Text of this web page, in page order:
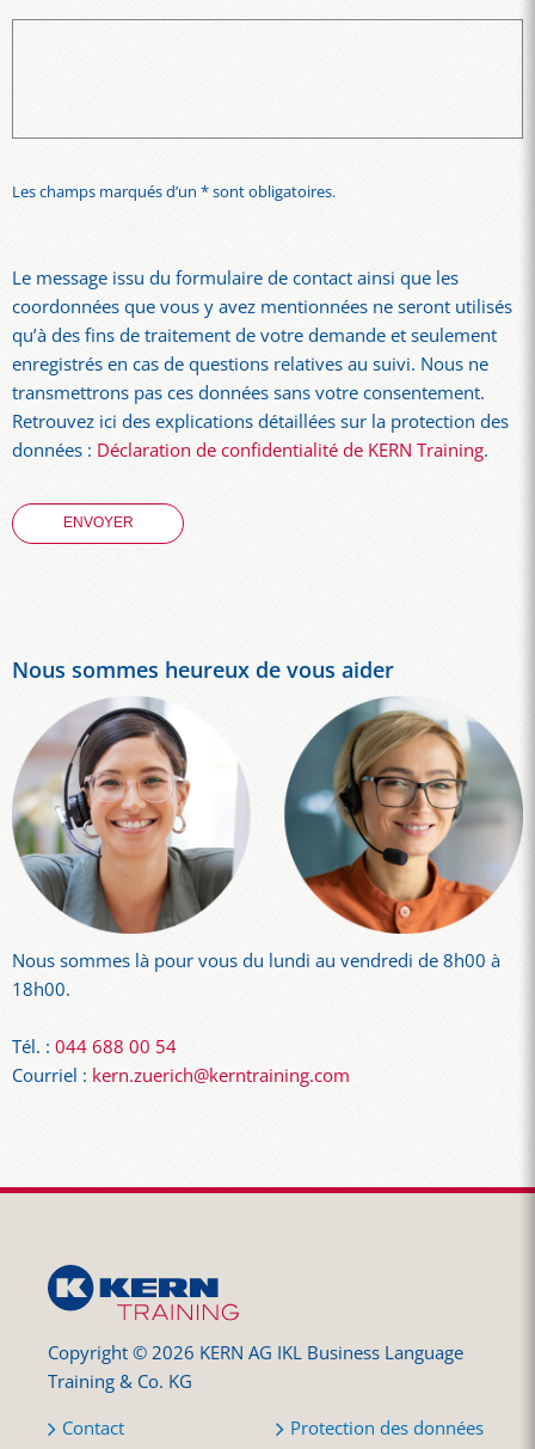
Les champs marqués d’un * sont obligatoires.
Le message issu du formulaire de contact ainsi que les
coordonnées que vous y avez mentionnées ne seront utilisés
qu’à des fins de traitement de votre demande et seulement
enregistrés en cas de questions relatives au suivi. Nous ne
transmettrons pas ces données sans votre consentement.
Retrouvez ici des explications détaillées sur la protection des
données : Déclaration de confidentialité de KERN Training.
Nous sommes heureux de vous aider
Nous sommes là pour vous du lundi au vendredi de 8h00 à
18h00.
Tél. : 044 688 00 54
Courriel : kern.zuerich@kerntraining.com
Copyright © 2026 KERN AG IKL Business Language
Training & Co. KG
Contact
Protection des données